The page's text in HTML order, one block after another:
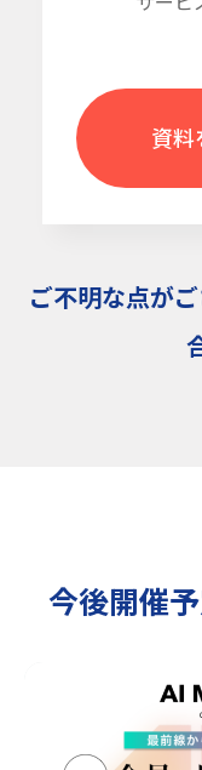
資料
ご不明な点が
今後開催